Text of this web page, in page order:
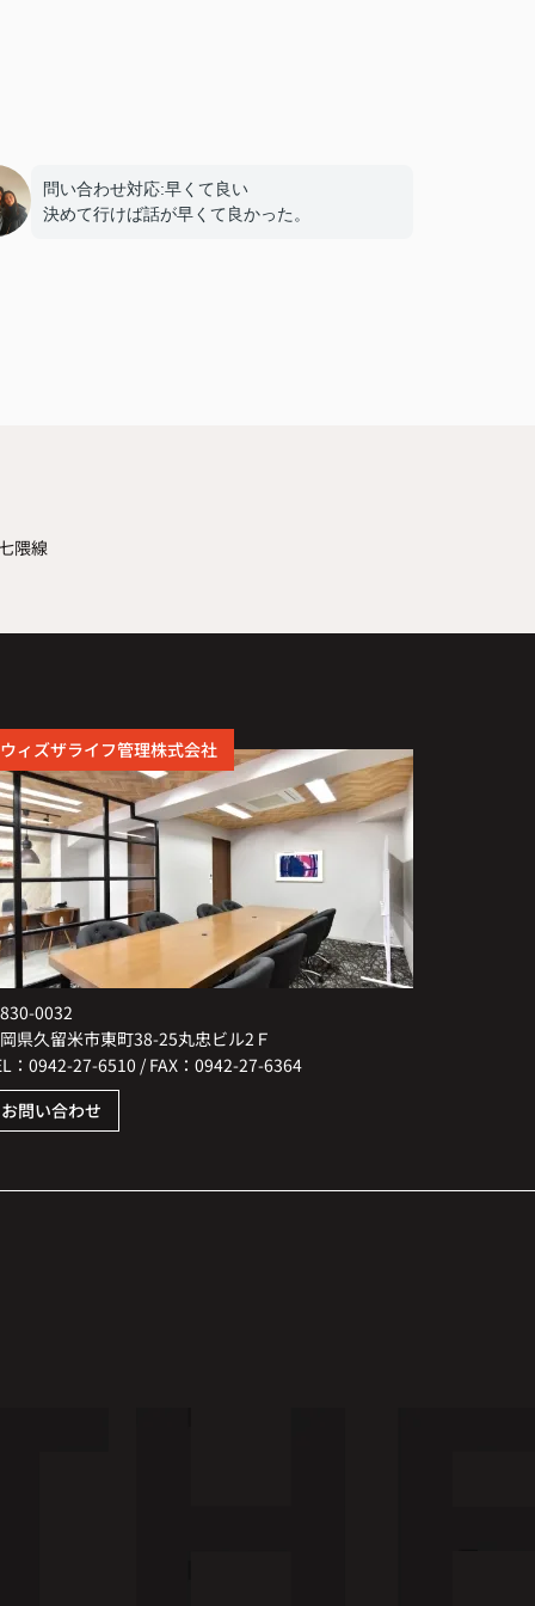
問い合わせ対応:早くて良い
決めて行けば話が早くて良かった。
隈線
ウィズザライフ管理株式会社
0032
県久留米市東町38-25丸忠ビル2Ｆ
：0942-27-6510 / FAX：0942-27-6364
お問い合わせ